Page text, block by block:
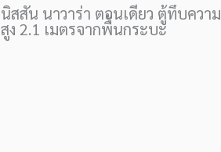
นิสสัน นาวาร่า ตอนเดียว ตู้ทึบความ
สูง 2.1 เมตรจากพื้นกระบะ